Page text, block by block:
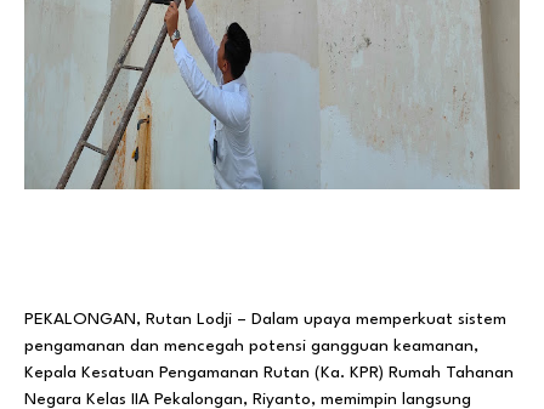
PEKALONGAN, Rutan Lodji – Dalam upaya memperkuat sistem
pengamanan dan mencegah potensi gangguan keamanan,
Kepala Kesatuan Pengamanan Rutan (Ka. KPR) Rumah Tahanan
Negara Kelas IIA Pekalongan, Riyanto, memimpin langsung